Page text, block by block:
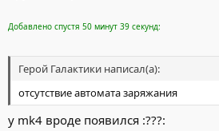
Добавлено спустя 50 минут 39 секунд:
Герой Галактики написал(а):
отсутствие автомата заряжания
у mk4 вроде появился :???: